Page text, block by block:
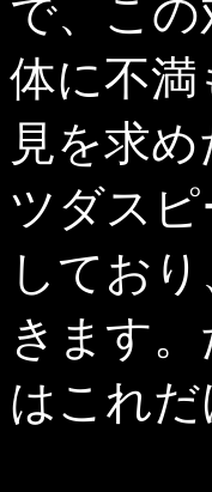
で、こ
体に不
見を求
ツダス
してお
きます
はこれだ